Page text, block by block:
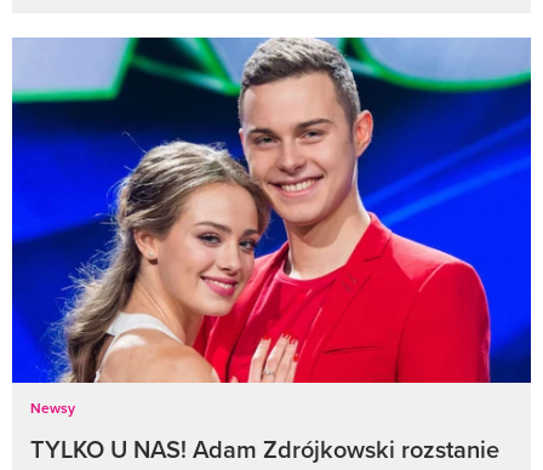
Newsy
TYLKO U NAS! Adam Zdrójkowski rozstanie